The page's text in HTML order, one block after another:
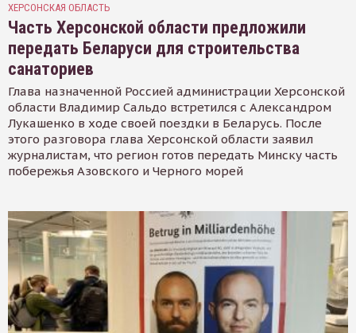
ХЕРСОНСКАЯ ОБЛАСТЬ
Часть Херсонской области предложили
передать Беларуси для строительства
санаториев
Глава назначенной Россией администрации Херсонской
области Владимир Сальдо встретился с Александром
Лукашенко в ходе своей поездки в Беларусь. После
этого разговора глава Херсонской области заявил
журналистам, что регион готов передать Минску часть
побережья Азовского и Черного морей